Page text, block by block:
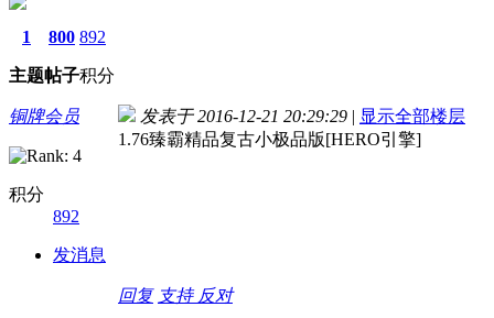
1
主题
800
帖子
892
积分
铜牌会员
积分
892
发消息
发表于 2016-12-21 20:29:29 | 显示全部楼层
1.76臻霸精品复古小极品版[HERO引擎]
回复 支持 反对